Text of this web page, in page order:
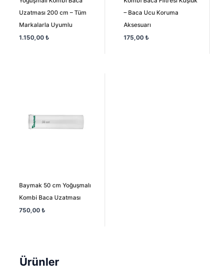
Uzatması 200 cm – Tüm
Markalarla Uyumlu
1.150,00₺
– Baca Ucu Koruma
Aksesuarı
175,00₺
Baymak 50 cm Yoğuşmalı
Kombi Baca Uzatması
750,00₺
Ürünler